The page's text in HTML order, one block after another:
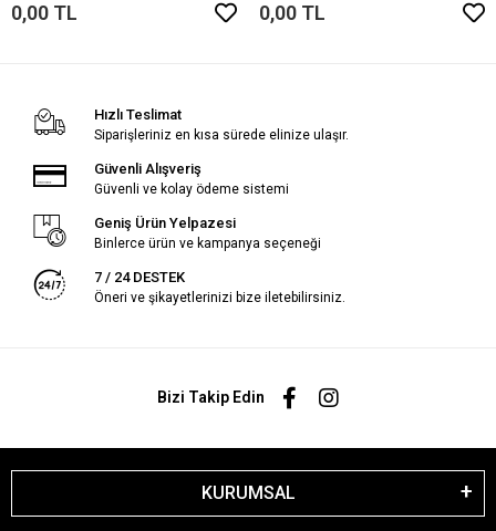
0,00 TL 0,00 TL
Hızlı Teslimat
Siparişleriniz en kısa sürede elinize ulaşır.
Güvenli Alışveriş
Güvenli ve kolay ödeme sistemi
Geniş Ürün Yelpazesi
Binlerce ürün ve kampanya seçeneği
7 / 24 DESTEK
Öneri ve şikayetlerinizi bize iletebilirsiniz.
Bizi Takip Edin
KURUMSAL